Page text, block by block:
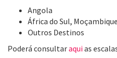
Angola
África do Sul,
Outros Destinos
Poderá consultaraqui as